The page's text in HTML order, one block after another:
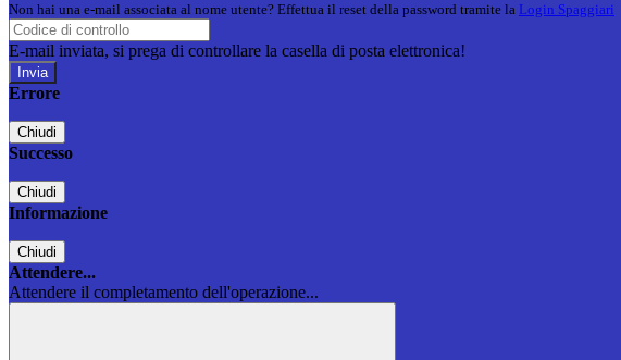
Non hai una e-mail associata al nome utente? Effettua il reset della password tramite la Login Spaggiari
E-mail inviata, si prega di controllare la casella di posta elettronica!
Errore
Chiudi
Successo
Chiudi
Informazione
Chiudi
Attendere...
Attendere il completamento dell'operazione...